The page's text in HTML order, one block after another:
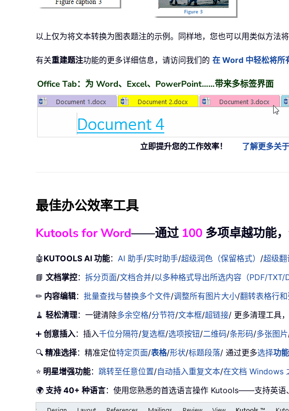
以上仅为将文本转换为图表题注的示例。同样地，您也可以用类似方法
有关重建题注功能的更多详细信息，请访问我们的 在 Word 中轻松将所
Office Tab：为 Word、Excel、PowerPoint……带来多标签界面
立即提升您的工作效率！ 了解更多关
最佳办公效率工具
Kutools for Word——通过 100 多项卓越功能
🤖 KUTOOLS AI 功能： AI 助手/实时助手/超级润色（保留格式） /超级翻
📘 文档掌控： 拆分页面/文档合并/以多种格式导出所选内容（PDF/TXT/
✏ 内容编辑： 批量查找与替换多个文件/调整所有图片大小/翻转表格行和
🧹 轻松清理：一键清除多余空格/分节符/文本框/超链接/ 更多清理工具
➕ 创意插入：插入千位分隔符/复选框/选项按钮/二维码/条形码/多张图片
🔍 精准选择：精准定位特定页面/表格/形状/标题段落/ 通过更多选择功能
⭐ 明星增强功能： 跳转至任意位置/自动插入重复文本/在文档 Windows
🌍 支持 40+ 种语言：使用您熟悉的首选语言操作 Kutools——支持英语